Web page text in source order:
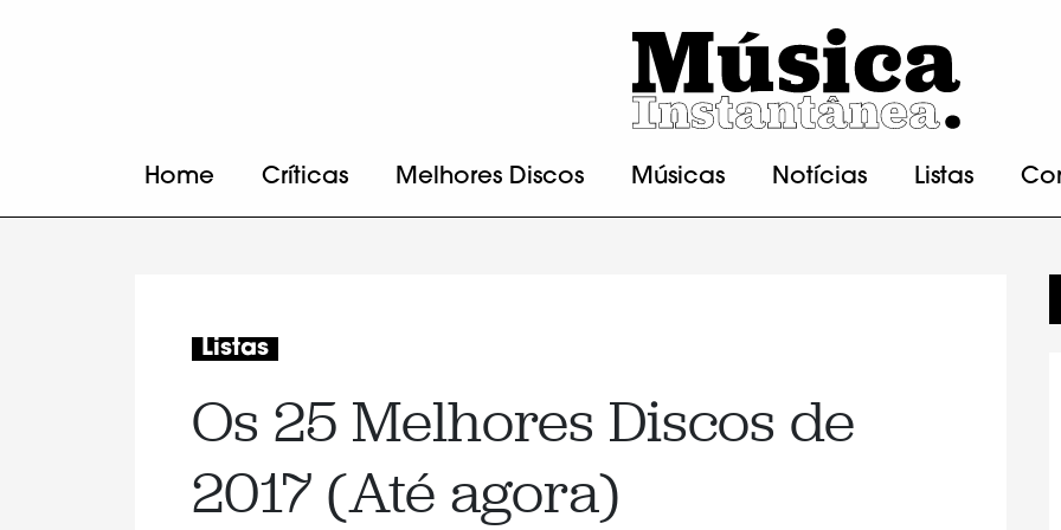
Home Críticas Melhores Discos Músicas Notícias Listas
Listas
Os 25 Melhores Discos de
2017 (Até agora)